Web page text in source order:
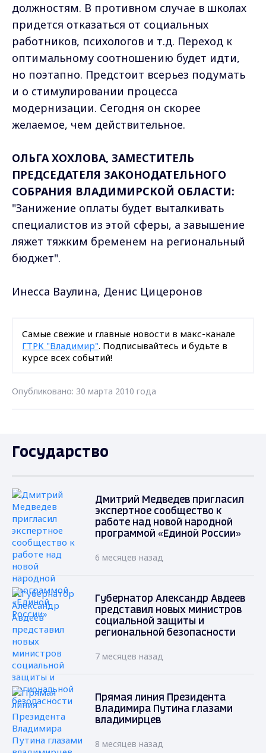
должностям. В противном случае в школах
придется отказаться от социальных
работников, психологов и т.д. Переход к
оптимальному соотношению будет идти,
но поэтапно. Предстоит всерьез подумать
и о стимулировании процесса
модернизации. Сегодня он скорее
желаемое, чем действительное.
ОЛЬГА ХОХЛОВА, ЗАМЕСТИТЕЛЬ
ПРЕДСЕДАТЕЛЯ ЗАКОНОДАТЕЛЬНОГО
СОБРАНИЯ ВЛАДИМИРСКОЙ ОБЛАСТИ:
"Занижение оплаты будет выталкивать
специалистов из этой сферы, а завышение
ляжет тяжким бременем на региональный
бюджет".
Инесса Ваулина, Денис Цицеронов
Самые свежие и главные новости в макс-канале
ГТРК "Владимир". Подписывайтесь и будьте в
курсе всех событий!
Опубликовано: 30 марта 2010 года
Государство
Дмитрий Медведев пригласил
экспертное сообщество к
работе над новой народной
программой «Единой России»
6 месяцев назад
Губернатор Александр Авдеев
представил новых министров
социальной защиты и
региональной безопасности
7 месяцев назад
Прямая линия Президента
Владимира Путина глазами
владимирцев
8 месяцев назад